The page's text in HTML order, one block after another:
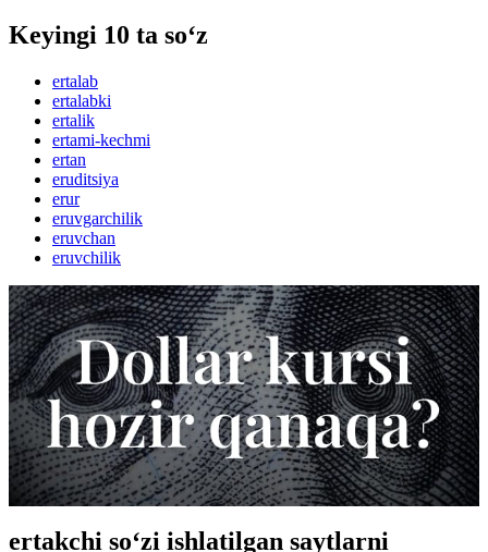
Keyingi 10 ta so‘z
ertalab
ertalabki
ertalik
ertami-kechmi
ertan
eruditsiya
erur
eruvgarchilik
eruvchan
eruvchilik
ertakchi so‘zi ishlatilgan saytlarni